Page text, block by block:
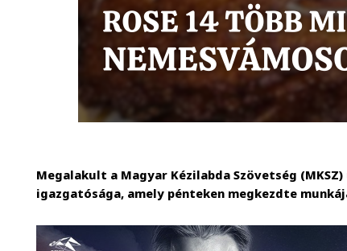
Megalakult a Magyar Kézilabda Szövetség
igazgatósága, amely pénteken megkezdte